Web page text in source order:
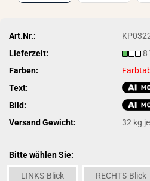
Art.Nr.:
Lieferzeit:
8
Farben:
Text:
Bild:
Versand Gewicht:
32 kg
Bitte wählen Sie:
LINKS-Blick RECHTS-Blick